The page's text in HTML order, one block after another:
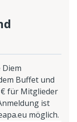
Buffet und
für Mitglieder
ist
möglich.